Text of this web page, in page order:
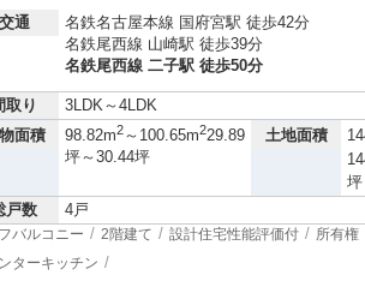
交通
名鉄名古屋本線 国府宮駅 徒歩42分
名鉄尾西線 山崎駅 徒歩39分
名鉄尾西線 二子駅 徒歩50分
取り
3LDK～4LDK
面積
98.82m2～100.65m229.89
坪～30.44坪
土地面積
坪
戸数
4戸
バルコニー 2階建て 設計住宅性能評価付 所有権
ターキッチン